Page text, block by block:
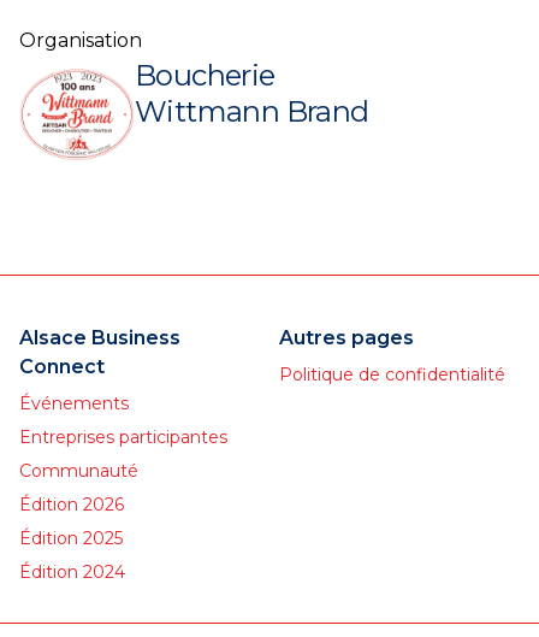
Organisation
Boucherie
Wittmann Brand
Alsace Business
Connect
Événements
Entreprises participantes
Communauté
Édition 2026
Édition 2025
Édition 2024
Autres pages
Politique de confidentialité